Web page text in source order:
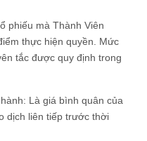
phiếu mà Thành Viên
thực hiện quyền. Mức
tắc được quy định trong
Là giá bình quân của
dịch liên tiếp trước thời